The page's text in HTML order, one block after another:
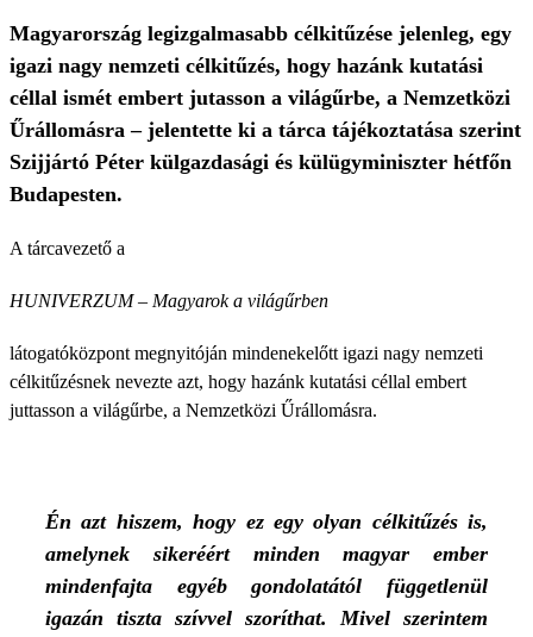
Magyarország legizgalmasabb célkitűzése jelenleg, egy
igazi nagy nemzeti célkitűzés, hogy hazánk kutatási
céllal ismét embert jutasson a világűrbe, a Nemzetközi
Űrállomásra – jelentette ki a tárca tájékoztatása szerint
Szijjártó Péter külgazdasági és külügyminiszter hétfőn
Budapesten.
A tárcavezető a
HUNIVERZUM – Magyarok a világűrben
látogatóközpont megnyitóján mindenekelőtt igazi nagy nemzeti
célkitűzésnek nevezte azt, hogy hazánk kutatási céllal embert
juttasson a világűrbe, a Nemzetközi Űrállomásra.
Én azt hiszem, hogy ez egy olyan célkitűzés is,
amelynek sikeréért minden magyar ember
mindenfajta egyéb gondolatától függetlenül
igazán tiszta szívvel szoríthat. Mivel szerintem